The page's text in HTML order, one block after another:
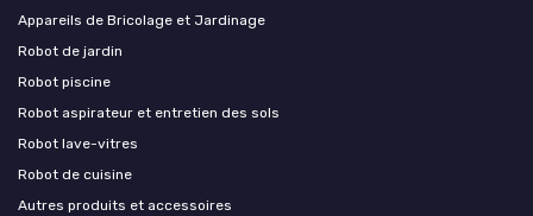
Appareils de Bricolage et Jardinage
Robot de jardin
Robot piscine
Robot aspirateur et entretien des sols
Robot lave-vitres
Robot de cuisine
Autres produits et accessoires